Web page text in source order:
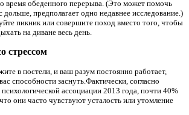
время обеденного перерыва. (Это может помочь
дольше, предполагает одно недавнее исследование.)
пикник или совершите поход вместо того, чтобы
на диване весь день.
стрессом
в постели, и ваш разум постоянно работает,
способности заснуть.Фактически, согласно
ассоциации 2013 года, почти 40%
они часто чувствуют усталость или утомление